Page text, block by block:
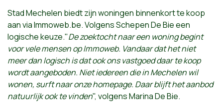
Stad Mechelen biedt zijn woningen binnenkort te koop
aan via Immoweb.be. Volgens Schepen De Bie een
logische keuze."De zoektocht naar een woning begint
voor vele mensen op Immoweb. Vandaar dat het niet
meer dan logisch is dat ook ons vastgoed daar te koop
wordt aangeboden. Niet iedereen die in Mechelen wil
wonen, surft naar onze homepage. Daar blijft het aanbod
natuurlijk ook te vinden", volgens Marina De Bie.